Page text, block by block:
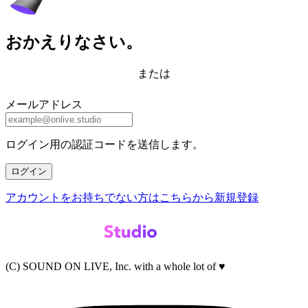
おかえりなさい。
または
メールアドレス
ログイン用の認証コードを送信します。
ログイン
アカウントをお持ちでない方はこちらから新規登録
(C) SOUND ON LIVE, Inc. with a whole lot of ♥